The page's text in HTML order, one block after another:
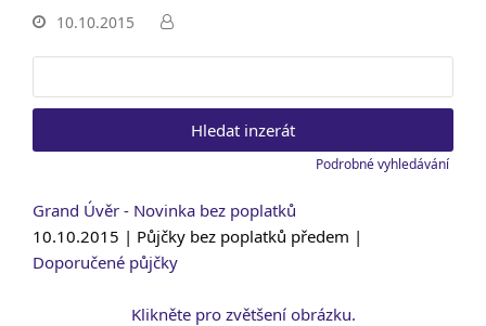
10.10.2015
Podrobné vyhledávání
Grand Úvěr - Novinka bez poplatků
10.10.2015 | Půjčky bez poplatků předem |
Doporučené půjčky
Klikněte pro zvětšení obrázku.